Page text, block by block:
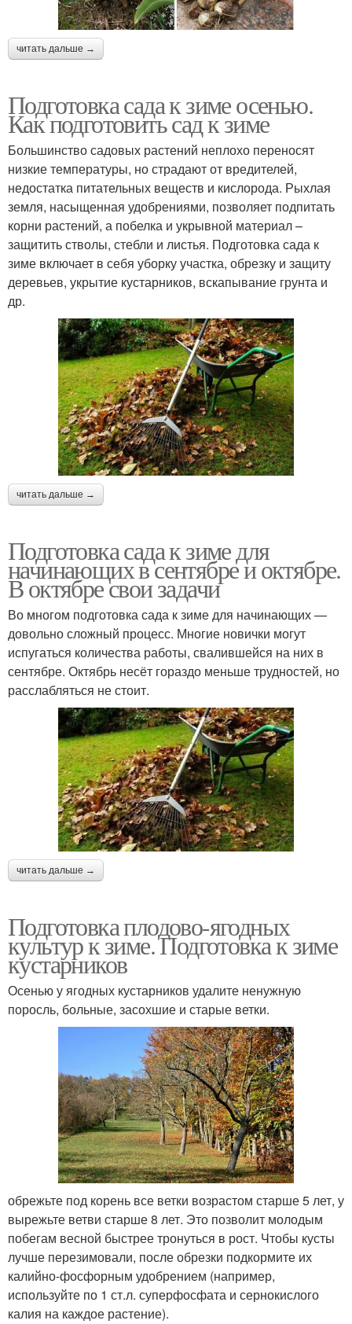
читать дальше →
Подготовка сада к зиме осенью.
Как подготовить сад к зиме
Большинство садовых растений неплохо переносят
низкие температуры, но страдают от вредителей,
недостатка питательных веществ и кислорода. Рыхлая
земля, насыщенная удобрениями, позволяет подпитать
корни растений, а побелка и укрывной материал –
защитить стволы, стебли и листья. Подготовка сада к
зиме включает в себя уборку участка, обрезку и защиту
деревьев, укрытие кустарников, вскапывание грунта и
др.
читать дальше →
Подготовка сада к зиме для
начинающих в сентябре и октябре.
В октябре свои задачи
Во многом подготовка сада к зиме для начинающих —
довольно сложный процесс. Многие новички могут
испугаться количества работы, свалившейся на них в
сентябре. Октябрь несёт гораздо меньше трудностей, но
расслабляться не стоит.
читать дальше →
Подготовка плодово-ягодных
культур к зиме. Подготовка к зиме
кустарников
Осенью у ягодных кустарников удалите ненужную
поросль, больные, засохшие и старые ветки.
обрежьте под корень все ветки возрастом старше 5 лет, у
вырежьте ветви старше 8 лет. Это позволит молодым
побегам весной быстрее тронуться в рост. Чтобы кусты
лучше перезимовали, после обрезки подкормите их
калийно-фосфорным удобрением (например,
используйте по 1 ст.л. суперфосфата и сернокислого
калия на каждое растение).